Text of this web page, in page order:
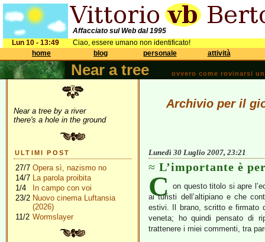
Affacciato sul Web dal 1995
Lun 10 - 13:49
Ciao, essere umano non identificato!
home
blog personale attività
Near a tree ovvero come rovinarsi
Near a tree by a river
there's a hole in the ground
ULTIMI POST
27/7 Opera sì, nazismo no
14/7 La parola proibita
1/4
In campo con voi
23/2 Nuovo cinema Luftansia
(2026)
11/2 Wormslayer
Archivio per il
Lunedì 30 Luglio 2007, 23:21
L’importante è
C on questo titolo si apre
ai turisti dell’altipiano e che
estivi. Il brano, scritto e firmato
veneta; ho quindi pensato di
trattenere i miei commenti, tra